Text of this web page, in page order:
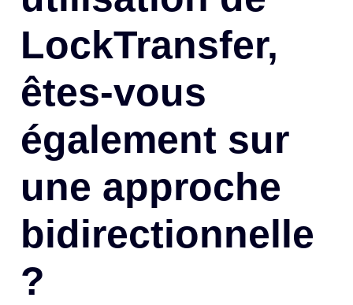
LockTransfer,
êtes-vous
également sur
une approche
bidirectionnelle
?